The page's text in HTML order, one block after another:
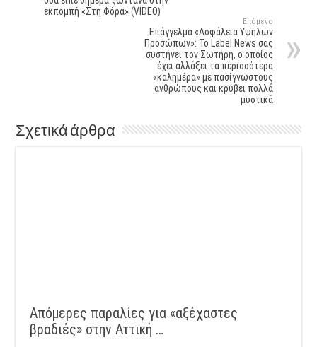
εκπομπή «Στη Φόρα» (VIDEO)
Επόμενο
Επάγγελμα «Ασφάλεια Υψηλών
Προσώπων»: Το Label News σας
συστήνει τον Σωτήρη, ο οποίος
έχει αλλάξει τα περισσότερα
«καλημέρα» με πασίγνωστους
ανθρώπους και κρύβει πολλά
μυστικά
Σχετικά άρθρα
Απόμερες παραλίες για «αξέχαστες
βραδιές» στην Αττική …